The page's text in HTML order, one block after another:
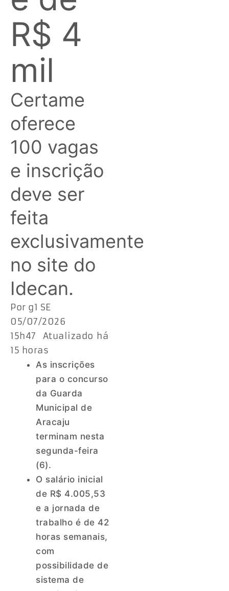
R$ 4
mil
Certame
oferece
100 vagas
e inscrição
deve ser
feita
exclusivamente
no site do
Idecan.
Por g1 SE
05/07/2026
15h47 Atualizado há
15 horas
As inscrições
para o concurso
da Guarda
Municipal de
Aracaju
terminam nesta
segunda-feira
(6).
O salário inicial
de R$ 4.005,53
e a jornada de
trabalho é de 42
horas semanais,
com
possibilidade de
sistema de